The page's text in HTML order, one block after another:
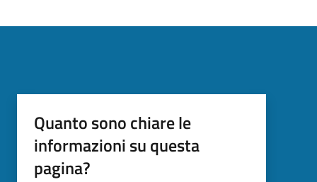
Quanto sono chiare le
informazioni su questa
pagina?